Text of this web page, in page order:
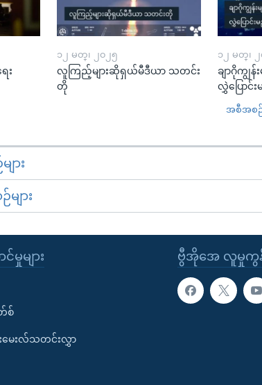
း
၁၂ မတ္၊ ၂၀၂၅
လူကြည့်များဆိုရှယ်မီဒီယာ သတင်း
တို
၁၂ မတ္၊ ၂
ချာဂိုကျွန်
လွှဲပြောင်
အစီအစဉ်
ား
ျား
ဗွီအိုအေ လူမှုကွန်
မှုများ
စ်
မေးလ်သတင်းလွှာ